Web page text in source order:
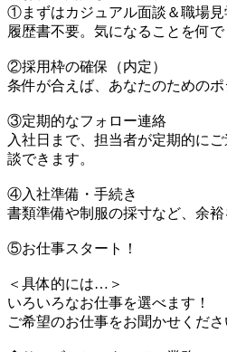
①まずはカジュアル面談＆職場見
履歴書不要。気になることを何で
②採用枠の確保（内定）
条件が合えば、あなたのためのポ
③定期的なフォロー連絡
入社日まで、担当者が定期的に
談できます。
④入社準備・手続き
書類準備や制服の採寸など、余裕
⑤お仕事スタート！
＜具体的には…＞
いろいろなお仕事を選べます！
ご希望のお仕事をお聞かせくださ